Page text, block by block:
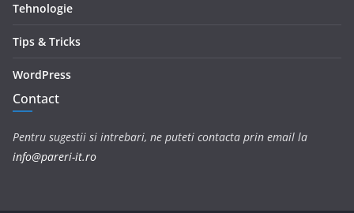
Tehnologie
Tips & Tricks
WordPress
Contact
Pentru sugestii si intrebari, ne puteti contacta prin email la
info@pareri-it.ro